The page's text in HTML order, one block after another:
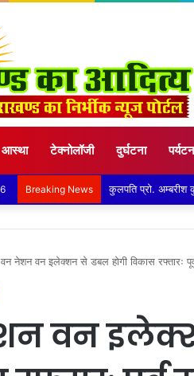
आस्था टेक्नोलॉजी दुर्घटना पर्यटन
Breaking News कुमाऊं कमिश्नर और
वन नेशन वन इलेक्शन से डबल होगी विकास रफ्तारः पूर्व
वन